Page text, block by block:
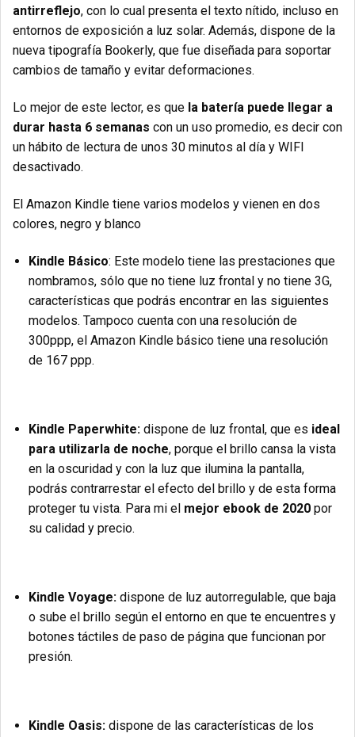
antirreflejo, con lo cual presenta el texto nítido, incluso en
entornos de exposición a luz solar. Además, dispone de la
nueva tipografía Bookerly, que fue diseñada para soportar
cambios de tamaño y evitar deformaciones.
Lo mejor de este lector, es que la batería puede llegar a
durar hasta 6 semanas con un uso promedio, es decir con
un hábito de lectura de unos 30 minutos al día y WIFI
desactivado.
El Amazon Kindle tiene varios modelos y vienen en dos
colores, negro y blanco
Kindle Básico: Este modelo tiene las prestaciones que
nombramos, sólo que no tiene luz frontal y no tiene 3G,
características que podrás encontrar en las siguientes
modelos. Tampoco cuenta con una resolución de
300ppp, el Amazon Kindle básico tiene una resolución
de 167 ppp.
Kindle Paperwhite: dispone de luz frontal, que es ideal
para utilizarla de noche, porque el brillo cansa la vista
en la oscuridad y con la luz que ilumina la pantalla,
podrás contrarrestar el efecto del brillo y de esta forma
proteger tu vista. Para mi el mejor ebook de 2020 por
su calidad y precio.
Kindle Voyage: dispone de luz autorregulable, que baja
o sube el brillo según el entorno en que te encuentres y
botones táctiles de paso de página que funcionan por
presión.
Kindle Oasis: dispone de las características de los